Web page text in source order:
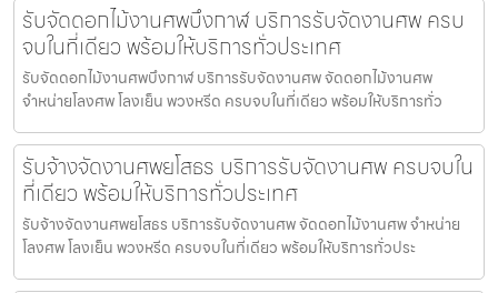
รับจัดดอกไม้งานศพบึงกาฬ บริการรับจัดงานศพ ครบ
จบในที่เดียว พร้อมให้บริการทั่วประเทศ
รับจัดดอกไม้งานศพบึงกาฬ บริการรับจัดงานศพ จัดดอกไม้งานศพ
จำหน่ายโลงศพ โลงเย็น พวงหรีด ครบจบในที่เดียว พร้อมให้บริการทั่ว
รับจ้างจัดงานศพยโสธร บริการรับจัดงานศพ ครบจบใน
ที่เดียว พร้อมให้บริการทั่วประเทศ
รับจ้างจัดงานศพยโสธร บริการรับจัดงานศพ จัดดอกไม้งานศพ จำหน่าย
โลงศพ โลงเย็น พวงหรีด ครบจบในที่เดียว พร้อมให้บริการทั่วประ